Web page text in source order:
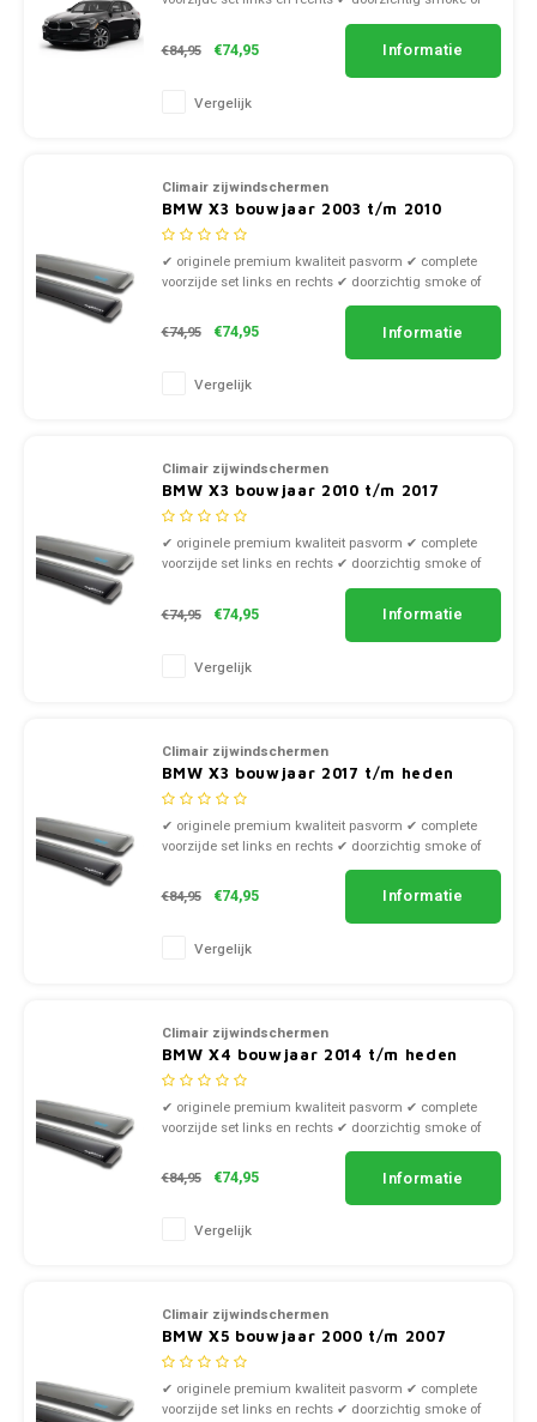
€84,95
€74,95 Informatie
Vergelijk
Climair zijwindschermen
BMW X3 bouwjaar 2003 t/m 2010
✔ originele premium kwaliteit pasvorm ✔ complete
voorzijde set links en rechts ✔ doorzichtig smoke of
€74,95
€74,95 Informatie
Vergelijk
Climair zijwindschermen
BMW X3 bouwjaar 2010 t/m 2017
✔ originele premium kwaliteit pasvorm ✔ complete
voorzijde set links en rechts ✔ doorzichtig smoke of
€74,95
€74,95 Informatie
Vergelijk
Climair zijwindschermen
BMW X3 bouwjaar 2017 t/m heden
✔ originele premium kwaliteit pasvorm ✔ complete
voorzijde set links en rechts ✔ doorzichtig smoke of
€84,95
€74,95 Informatie
Vergelijk
Climair zijwindschermen
BMW X4 bouwjaar 2014 t/m heden
✔ originele premium kwaliteit pasvorm ✔ complete
voorzijde set links en rechts ✔ doorzichtig smoke of
€84,95
€74,95 Informatie
Vergelijk
Climair zijwindschermen
BMW X5 bouwjaar 2000 t/m 2007
✔ originele premium kwaliteit pasvorm ✔ complete
voorzijde set links en rechts ✔ doorzichtig smoke of